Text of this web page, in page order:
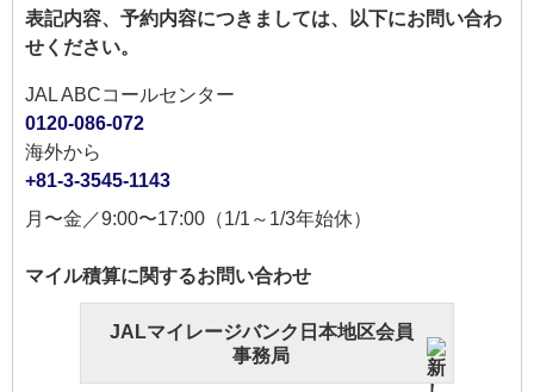
表記内容、予約内容につきましては、以下にお問い合わ
せください。
JAL ABCコールセンター
0120-086-072
海外から
+81-3-3545-1143
月〜金／9:00〜17:00（1/1～1/3年始休）
マイル積算に関するお問い合わせ
JALマイレージバンク日本地区会員
事務局